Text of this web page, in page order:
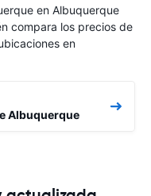
en Albuquerque
compara los precios de
en
Albuquerque